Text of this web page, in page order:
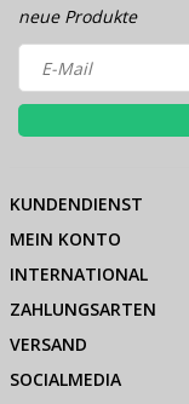
neue Produkte
KUNDENDIENST
MEIN KONTO
INTERNATIONAL
ZAHLUNGSARTEN
VERSAND
SOCIALMEDIA